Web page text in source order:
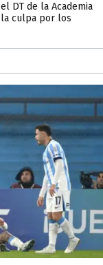
DT de la Academia
culpa por los